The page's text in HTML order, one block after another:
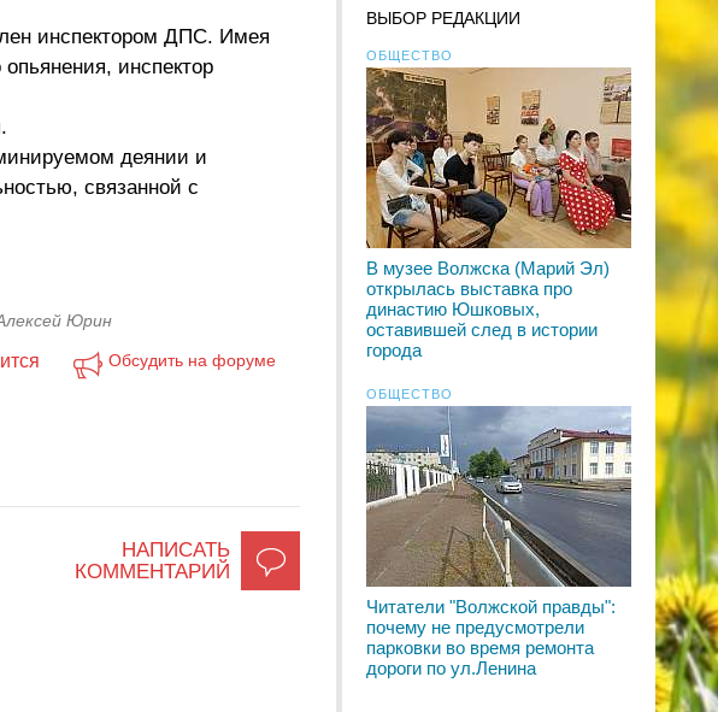
инспектором ДПС. Имея
инспектор
деянии и
связанной с
Юрин
Обсудить на форуме
НАПИСАТЬ
КОММЕНТАРИЙ
ВЫБОР РЕДАКЦИИ
ОБЩЕСТВО
В музее Волжска (Марий Эл)
открылась выставка про
династию Юшковых,
оставившей след в истории
города
ОБЩЕСТВО
Читатели "Волжской правды":
почему не предусмотрели
парковки во время ремонта
дороги по ул.Ленина